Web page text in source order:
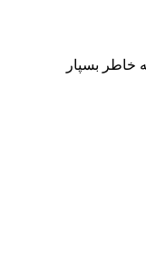
خاطر بسپار